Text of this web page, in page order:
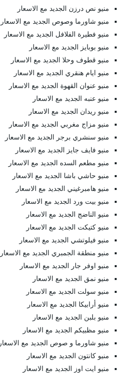
منيو نص درزن الجديد مع الاسعار
منيو شاورما وصوص الجديد مع الاسعار
منيو فطيرة الفلافل الجديد مع الاسعار
منيو بوبايز الجديد مع الاسعار
منيو قطوف وحلا الجديد مع الاسعار
منيو ايام هنقري الجديد مع الاسعار
منيو عنوان القهوة الجديد مع الاسعار
منيو عنبه الجديد مع الاسعار
منيو ريدان الجديد مع الاسعار
منيو مزاج مغربي الجديد مع الاسعار
منيو سنشري برجر الجديد مع الاسعار
منيو فايف جايز الجديد مع الاسعار
منيو مطعم السده الجديد مع الاسعار
منيو حاشي باشا الجديد مع الاسعار
منيو هامبرغيني الجديد مع الاسعار
منيو بيت ورد الجديد مع الاسعار
منيو الناضج الجديد مع الاسعار
منيو كتيكت الجديد مع الاسعار
منيو فيلوتشي الجديد مع الاسعار
منيو منطقة الجمبري الجديد مع الاسعار
منيو اوفر جار الجديد مع الاسعار
منيو نمق الجديد مع الاسعار
منيو سولت الجديد مع الاسعار
منيو أرابيكا الجديد مع الاسعار
منيو بلبن الجديد مع الاسعار
منيو مظبيكم الجديد مع الاسعار
منيو شاورما و صوص الجديد مع الاسعار
منيو كانتون الجديد مع الاسعار
منيو ايت اوز الجديد مع الاسعار